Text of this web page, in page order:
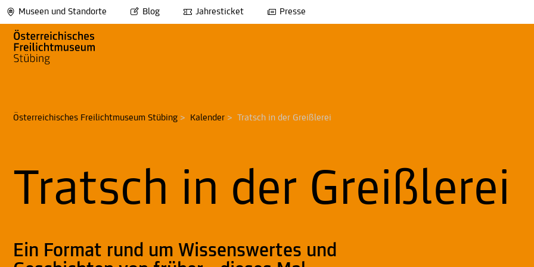
Museen und Standorte Blog Jahresticket Presse
Österreichisches Freilichtmuseum Stübing > Kalender > Tratsch in der Greißlerei
Tratsch in der Greißlerei
Ein Format rund um Wissenswertes und